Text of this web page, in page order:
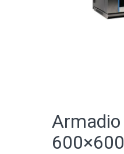
600×600